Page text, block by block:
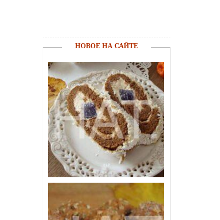
НОВОЕ НА САЙТЕ